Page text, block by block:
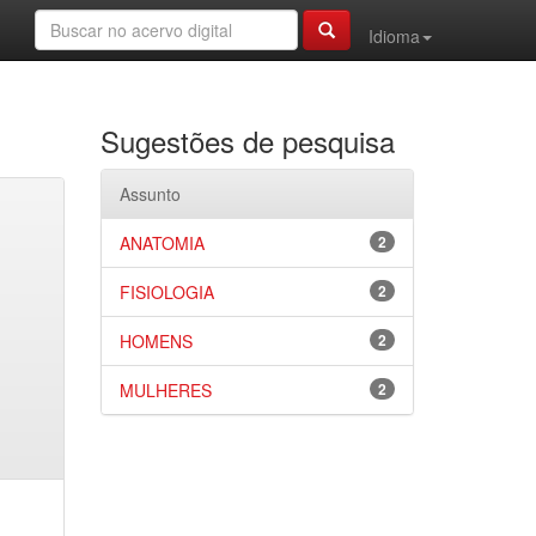
Idioma
Sugestões de pesquisa
Assunto
2
ANATOMIA
2
FISIOLOGIA
2
HOMENS
2
MULHERES